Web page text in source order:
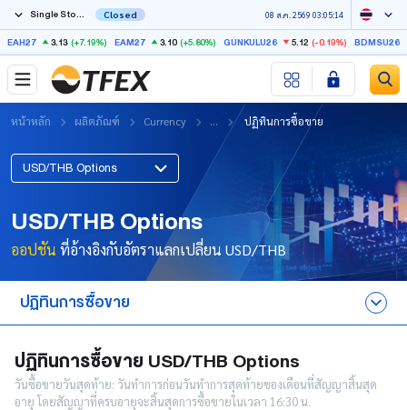
Single Stock Futures Closed 08 ส.ค. 2569 03:05:14
EAH27 3.13 (+7.19%) EAM27 3.10 (+5.80%) GUNKULU26 5.12 (-0.19%) BDMSU26X
หน้าหลัก ผลิตภัณฑ์ Currency ... ปฏิทินการซื้อขาย
USD/THB Options
USD/THB Options
ออปชัน ที่อ้างอิงกับอัตราแลกเปลี่ยน USD/THB
ปฏิทินการซื้อขาย
ข้อมูลการซื้อขาย
ลักษณะของสัญญา
ปฏิทินการซื้อขาย USD/THB Options
วันซื้อขายวันสุดท้าย: วันทำการก่อนวันทำการสุดท้ายของเดือนที่สัญญาสิ้นสุด
อายุ โดยสัญญาที่ครบอายุจะสิ้นสุดการซื้อขายในเวลา 16:30 น.